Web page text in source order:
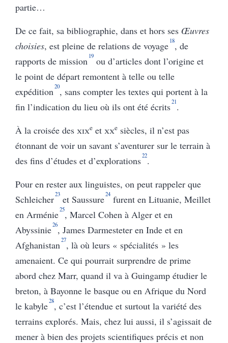
partie…
De ce fait, sa bibliographie, dans et hors ses Œuvres
choisies, est pleine de relations de voyage 18, de
rapports de mission 19 ou d’articles dont l’origine et
le point de départ remontent à telle ou telle
expédition 20, sans compter les textes qui portent à la
fin l’indication du lieu où ils ont été écrits21.
À la croisée des xixe et xxe siècles, il n’est pas
étonnant de voir un savant s’aventurer sur le terrain à
des fins d’études et d’explorations22.
Pour en rester aux linguistes, on peut rappeler que
Schleicher23 et Saussure24 furent en Lituanie, Meillet
en Arménie25, Marcel Cohen à Alger et en
Abyssinie26, James Darmesteter en Inde et en
Afghanistan 27, là où leurs « spécialités » les
amenaient. Ce qui pourrait surprendre de prime
abord chez Marr, quand il va à Guingamp étudier le
breton, à Bayonne le basque ou en Afrique du Nord
le kabyle28, c’est l’étendue et surtout la variété des
terrains explorés. Mais, chez lui aussi, il s’agissait de
mener à bien des projets scientifiques précis et non